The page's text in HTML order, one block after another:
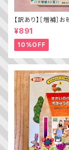
【訳あり】［増補］
スと爆発的な何か
目な批評家によるフ
評入門
¥891
10%OFF